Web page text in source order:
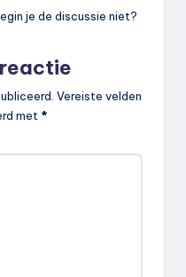
je de discussie niet?
Vereiste velden
met *